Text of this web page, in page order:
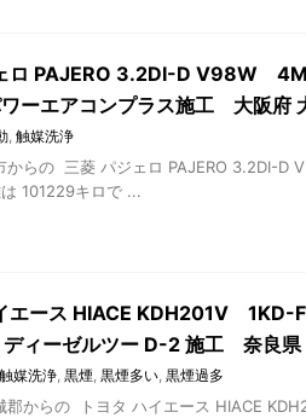
ロ PAJERO 3.2DI-D V98W
エアコンプラス施工 大阪府
, 触媒洗浄
からの 三菱 パジェロ PAJERO 3.2DI-D
101229キロで ...
エース HIACE KDH201V
ィーゼルツー D-2 施工 奈良県
触媒洗浄, 黒煙, 黒煙多い, 黒煙過多
郡からの トヨタ ハイエース HIACE